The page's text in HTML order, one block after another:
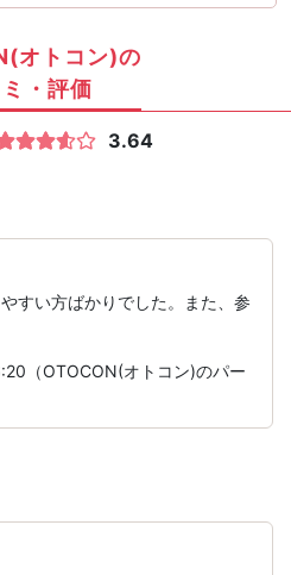
オトコン)の
・評価
3.64
すい方ばかりでした。また、参
（OTOCON(オトコン)のパー